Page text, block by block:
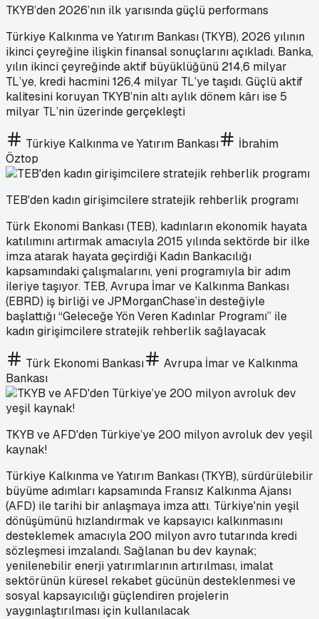
TKYB’den 2026’nın ilk yarısında güçlü performans
Türkiye Kalkınma ve Yatırım Bankası (TKYB), 2026 yılının
ikinci çeyreğine ilişkin finansal sonuçlarını açıkladı. Banka,
yılın ikinci çeyreğinde aktif büyüklüğünü 214,6 milyar
TL’ye, kredi hacmini 126,4 milyar TL’ye taşıdı. Güçlü aktif
kalitesini koruyan TKYB’nin altı aylık dönem kârı ise 5
milyar TL’nin üzerinde gerçekleşti
Türkiye Kalkınma ve Yatırım Bankası
İbrahim
Öztop
TEB'den kadın girişimcilere stratejik rehberlik programı
Türk Ekonomi Bankası (TEB), kadınların ekonomik hayata
katılımını artırmak amacıyla 2015 yılında sektörde bir ilke
imza atarak hayata geçirdiği Kadın Bankacılığı
kapsamındaki çalışmalarını, yeni programıyla bir adım
ileriye taşıyor. TEB, Avrupa İmar ve Kalkınma Bankası
(EBRD) iş birliği ve JPMorganChase’in desteğiyle
başlattığı “Geleceğe Yön Veren Kadınlar Programı” ile
kadın girişimcilere stratejik rehberlik sağlayacak
Türk Ekonomi Bankası
Avrupa İmar ve Kalkınma
Bankası
TKYB ve AFD'den Türkiye’ye 200 milyon avroluk dev yeşil
kaynak!
Türkiye Kalkınma ve Yatırım Bankası (TKYB), sürdürülebilir
büyüme adımları kapsamında Fransız Kalkınma Ajansı
(AFD) ile tarihi bir anlaşmaya imza attı. Türkiye'nin yeşil
dönüşümünü hızlandırmak ve kapsayıcı kalkınmasını
desteklemek amacıyla 200 milyon avro tutarında kredi
sözleşmesi imzalandı. Sağlanan bu dev kaynak;
yenilenebilir enerji yatırımlarının artırılması, imalat
sektörünün küresel rekabet gücünün desteklenmesi ve
sosyal kapsayıcılığı güçlendiren projelerin
yaygınlaştırılması için kullanılacak